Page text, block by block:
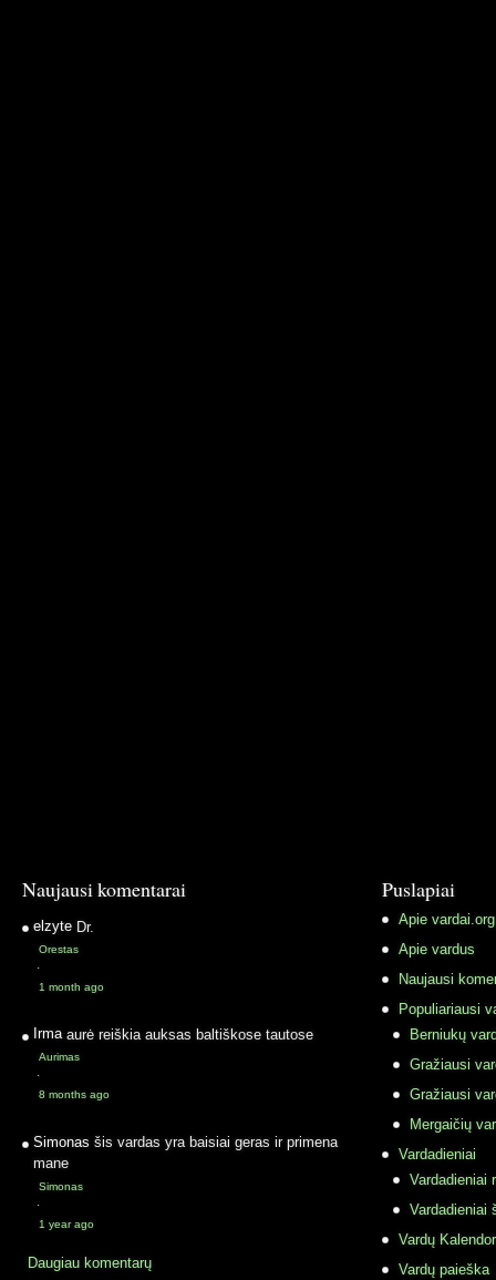
Naujausi komentarai
elzyte Dr.
Orestas
·
1 month ago
Irma aurė reiškia auksas baltiškose tautose
Aurimas
·
8 months ago
Simonas šis vardas yra baisiai geras ir primena
mane
Simonas
·
1 year ago
Daugiau komentarų
Puslapiai
Apie vardai.org
Apie vardus
Naujausi
Populiariausi
Berniukų
Gražiausi
Gražiausi
Mergaičių
Vardadieniai
Vardadieniai
Vardadieniai
Vardų
Vardų paieška